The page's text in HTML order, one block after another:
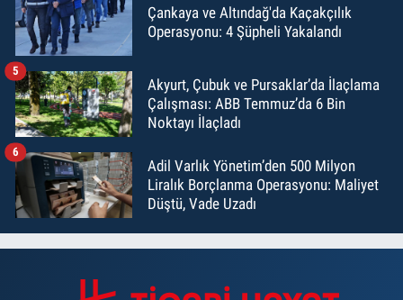
Çankaya ve Altındağ'da Kaçakçılık
Operasyonu: 4 Şüpheli Yakalandı
Akyurt, Çubuk ve Pursaklar’da İlaçlama
Çalışması: ABB Temmuz’da 6 Bin
Noktayı İlaçladı
5
Adil Varlık Yönetim’den 500 Milyon
Liralık Borçlanma Operasyonu: Maliyet
Düştü, Vade Uzadı
6